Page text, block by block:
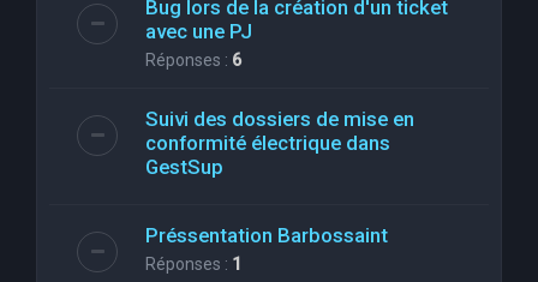
Bug lors de la création d'un ticket
avec une PJ
Réponses : 6
Suivi des dossiers de mise en
conformité électrique dans
GestSup
Préssentation Barbossaint
Réponses : 1